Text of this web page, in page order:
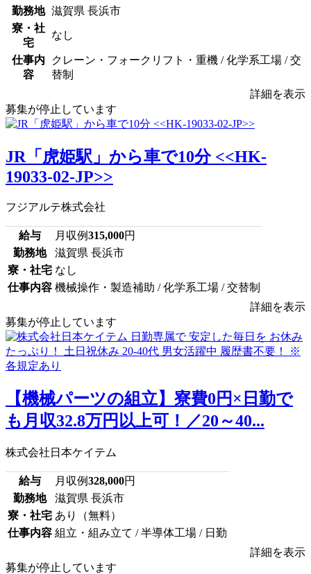
勤務地 滋賀県 長浜市
寮・社
宅
なし
仕事内
容
クレーン・フォークリフト・重機 / 化学系工場 / 交
替制
詳細を表示
募集が停止しています
JR「虎姫駅」から車で10分 <<HK-
19033-02-JP>>
フジアルテ株式会社
給与 月収例315,000円
勤務地
滋賀県 長浜市
寮・社宅 なし
仕事内容 機械操作・製造補助 / 化学系工場 / 交替制
詳細を表示
募集が停止しています
【機械パーツの組立】寮費0円×日勤で
も月収32.8万円以上可！／20～40...
株式会社日本ケイテム
給与 月収例328,000円
勤務地
滋賀県 長浜市
寮・社宅 あり（無料）
仕事内容 組立・組み立て / 半導体工場 / 日勤
詳細を表示
募集が停止しています